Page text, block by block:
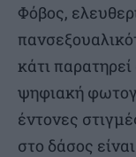
Φόβος,
κάτι
ψηφιακή
έντονες
στο δάσος